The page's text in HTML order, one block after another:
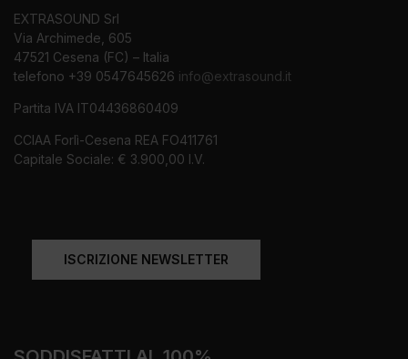
EXTRASOUND Srl
Via Archimede, 605
47521 Cesena (FC) – Italia
telefono +39 0547645626 info@extrasound.it
Partita IVA IT04436860409
CCIAA Forlì-Cesena REA FO411761
Capitale Sociale: € 3.900,00 I.V.
ISCRIZIONE NEWSLETTER